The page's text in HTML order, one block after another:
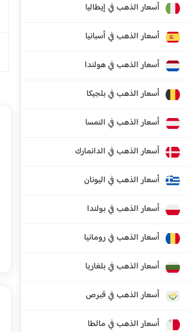
أسعار الذهب في إيطاليا
أسعار الذهب في أسبانيا
أسعار الذهب في هولندا
أسعار الذهب في بلجيكا
أسعار الذهب في النمسا
أسعار الذهب في الدانمارك
أسعار الذهب في اليونان
أسعار الذهب في بولندا
أسعار الذهب في رومانيا
أسعار الذهب في بلغاريا
أسعار الذهب في قبرص
أسعار الذهب في مالطا